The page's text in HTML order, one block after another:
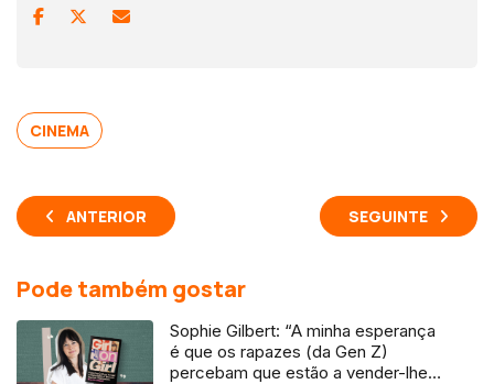
CINEMA
ANTERIOR SEGUINTE
Pode também gostar
Sophie Gilbert: “A minha esperança
é que os rapazes (da Gen Z)
percebam que estão a vender-lhes